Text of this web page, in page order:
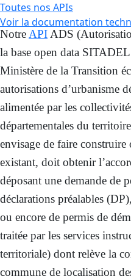
Toutes nos APIs
Voir la documentation
Notre API ADS
la base open data
Ministère de la Transition
autorisations d’urbanisme
alimentée par les
départementales du
envisage de faire
existant, doit obtenir
déposant une demande de
déclarations préalables
ou encore de permis de
traitée par les services
territoriale) dont relève la
commune de localisation